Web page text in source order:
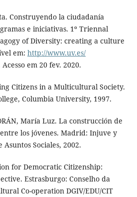
Construyendo la ciudadanía
e iniciativas. 1º Triennal
of Diversity: creating a culture
em: http://www.uv.es/
em 20 fev. 2020.
Citizens in a Multicultural Society.
Columbia University, 1997.
María Luz. La construcción de
los jóvenes. Madrid: Injuve y
Sociales, 2002.
for Democratic Citizenship:
Estrasburgo: Conselho da
Co-operation DGIV/EDU/CIT